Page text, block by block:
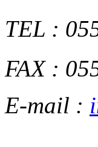
TEL :
FAX :
E-mail :